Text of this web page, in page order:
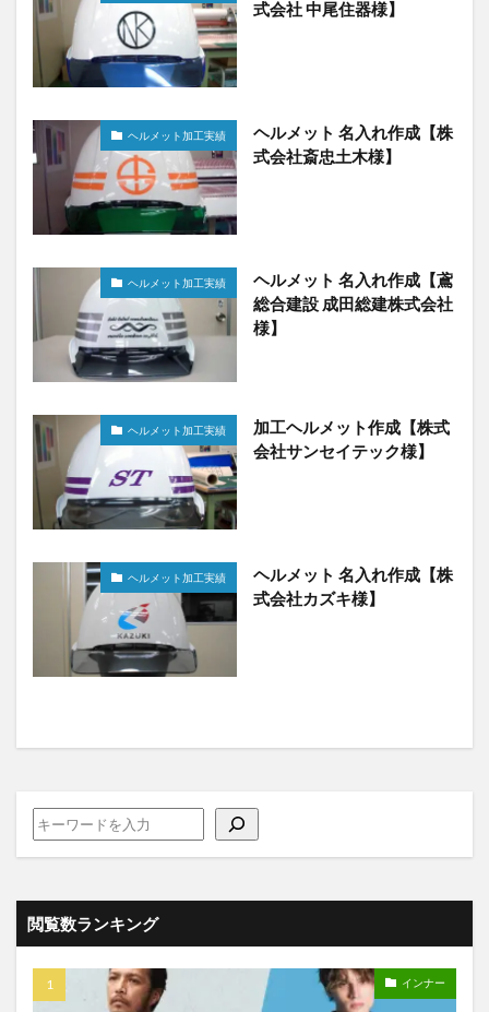
式会社 中尾住器様】
ヘルメット加工実績
ヘルメット 名入れ作成【株
式会社斎忠土木様】
ヘルメット加工実績
ヘルメット 名入れ作成【鳶
総合建設 成田総建株式会社
様】
ヘルメット加工実績
加工ヘルメット作成【株式
会社サンセイテック様】
ヘルメット加工実績
ヘルメット 名入れ作成【株
式会社カズキ様】
閲覧数ランキング
インナー